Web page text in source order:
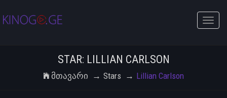
Toggle
STAR: LILLIAN CARLSON
Მთავარი Stars Lillian Carlson